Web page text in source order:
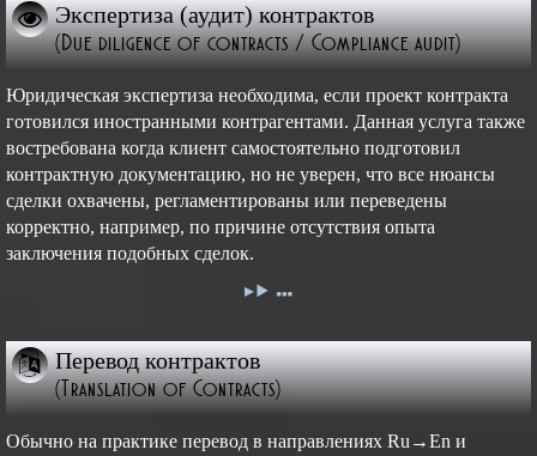
Экспертиза (аудит) контрактов
(Due diligence of contracts / Compliance audit)
Юридическая экспертиза необходима, если проект контракта
готовился иностранными контрагентами. Данная услуга также
востребована когда клиент самостоятельно подготовил
контрактную документацию, но не уверен, что все нюансы
сделки охвачены, регламентированы или переведены
корректно, например, по причине отсутствия опыта
заключения подобных сделок.
Перевод контрактов
(Translation of Contracts)
Обычно на практике перевод в направлениях Ru→En и